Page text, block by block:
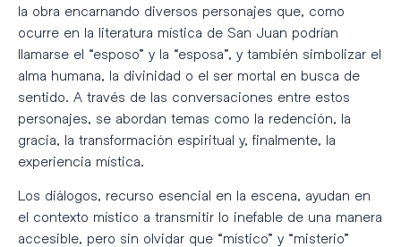
la obra encarnando diversos personajes que, como
ocurre en la literatura mística de San Juan podrían
llamarse el “esposo” y la “esposa”, y también simbolizar el
alma humana, la divinidad o el ser mortal en busca de
sentido. A través de las conversaciones entre estos
personajes, se abordan temas como la redención, la
gracia, la transformación espiritual y, finalmente, la
experiencia mística.
Los diálogos, recurso esencial en la escena, ayudan en
el contexto místico a transmitir lo inefable de una manera
accesible, pero sin olvidar que “místico” y “misterio”